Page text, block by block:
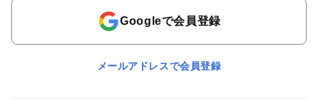
Googleで会員登録
メールアドレスで会員登録